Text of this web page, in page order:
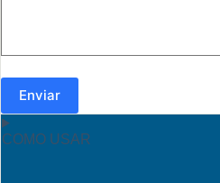
Enviar
COMO USAR